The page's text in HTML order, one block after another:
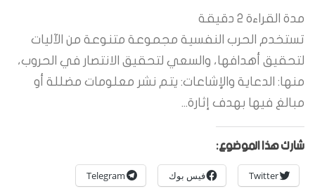
مدة القراءة 2 دقيقة
تستخدم الحرب النفسية مجموعة متنوعة من الآليات
لتحقيق أهدافها، والسعي لتحقيق الانتصار في الحروب،
منها: الدعاية والإشاعات: يتم نشر معلومات مضللة أو
مبالغ فيها بهدف إثارة...
شارك هذا الموضوع:
Twitter فيس بوك Telegram